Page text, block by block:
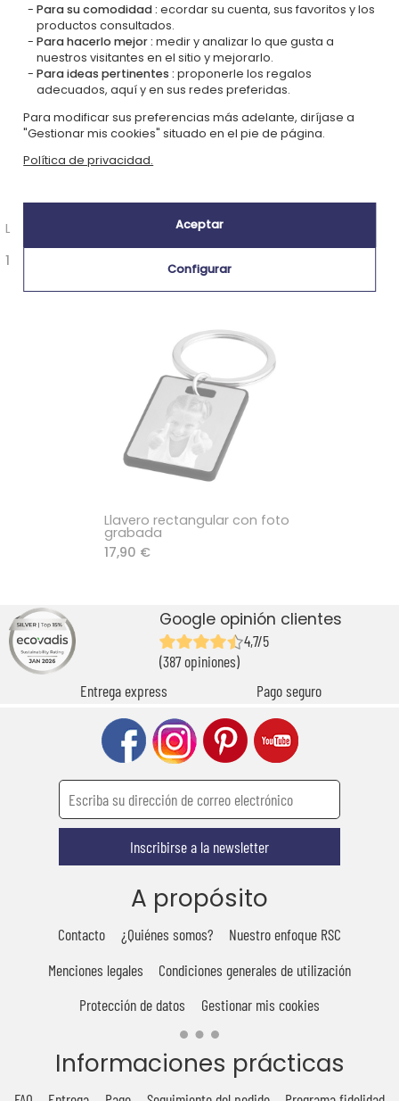
Llavero Love in the pocket
16,90 €
Candado del amor con foto
Llavero rectangular con foto
grabada
17,90 €
Google opinión clientes
4,7/5
(387 opiniones)
Entrega express
Pago seguro
Inscribirse a la newsletter
A propósito
Contacto ¿Quiénes somos?
Nuestro enfoque RSC
Menciones legales
Condiciones generales de utilización
Protección de datos
Gestionar mis cookies
Informaciones prácticas
Para su comodidad : ecordar su cuenta, sus favoritos y los
productos consultados.
Para hacerlo mejor : medir y analizar lo que gusta a
nuestros visitantes en el sitio y mejorarlo.
Para ideas pertinentes : proponerle los regalos
adecuados, aquí y en sus redes preferidas.
Para modificar sus preferencias más adelante, diríjase a
"Gestionar mis cookies" situado en el pie de página.
Política de privacidad.
Aceptar
Configurar